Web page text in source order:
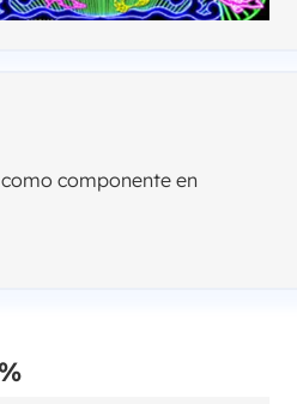
componente en